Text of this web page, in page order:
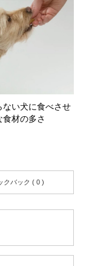
ない犬に食べさせ
食材の多さ
クバック ( 0 )